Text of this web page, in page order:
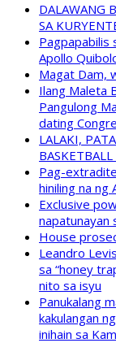
DALAWANG
SA
Apollo
Magat Dam,
Ilang Maleta
Pangulong
dating
LALAKI,
Pag-
hiniling na ng
Exclusive
napatunayan
House
Leandro
sa “honey
nito sa isyu
Panukalang
kakulangan
inihain sa